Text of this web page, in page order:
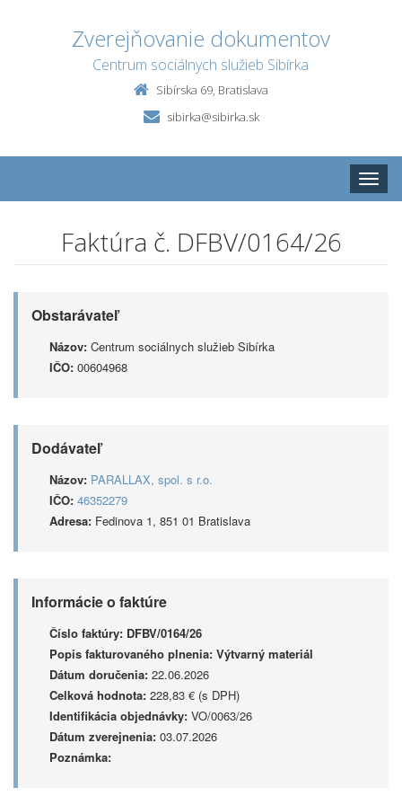
Zverejňovanie dokumentov
Centrum sociálnych služieb Sibírka
Sibírska 69, Bratislava
sibirka@sibirka.sk
Toggle
Faktúra č. DFBV/0164/26
Obstarávateľ
Názov: Centrum sociálnych služieb Sibírka
IČO: 00604968
Dodávateľ
Názov: PARALLAX, spol. s r.o.
IČO: 46352279
Adresa: Fedinova 1, 851 01 Bratislava
Informácie o faktúre
Číslo faktúry: DFBV/0164/26
Popis fakturovaného plnenia: Výtvarný materiál
Dátum doručenia: 22.06.2026
Celková hodnota: 228,83 € (s DPH)
Identifikácia objednávky: VO/0063/26
Dátum zverejnenia: 03.07.2026
Poznámka: